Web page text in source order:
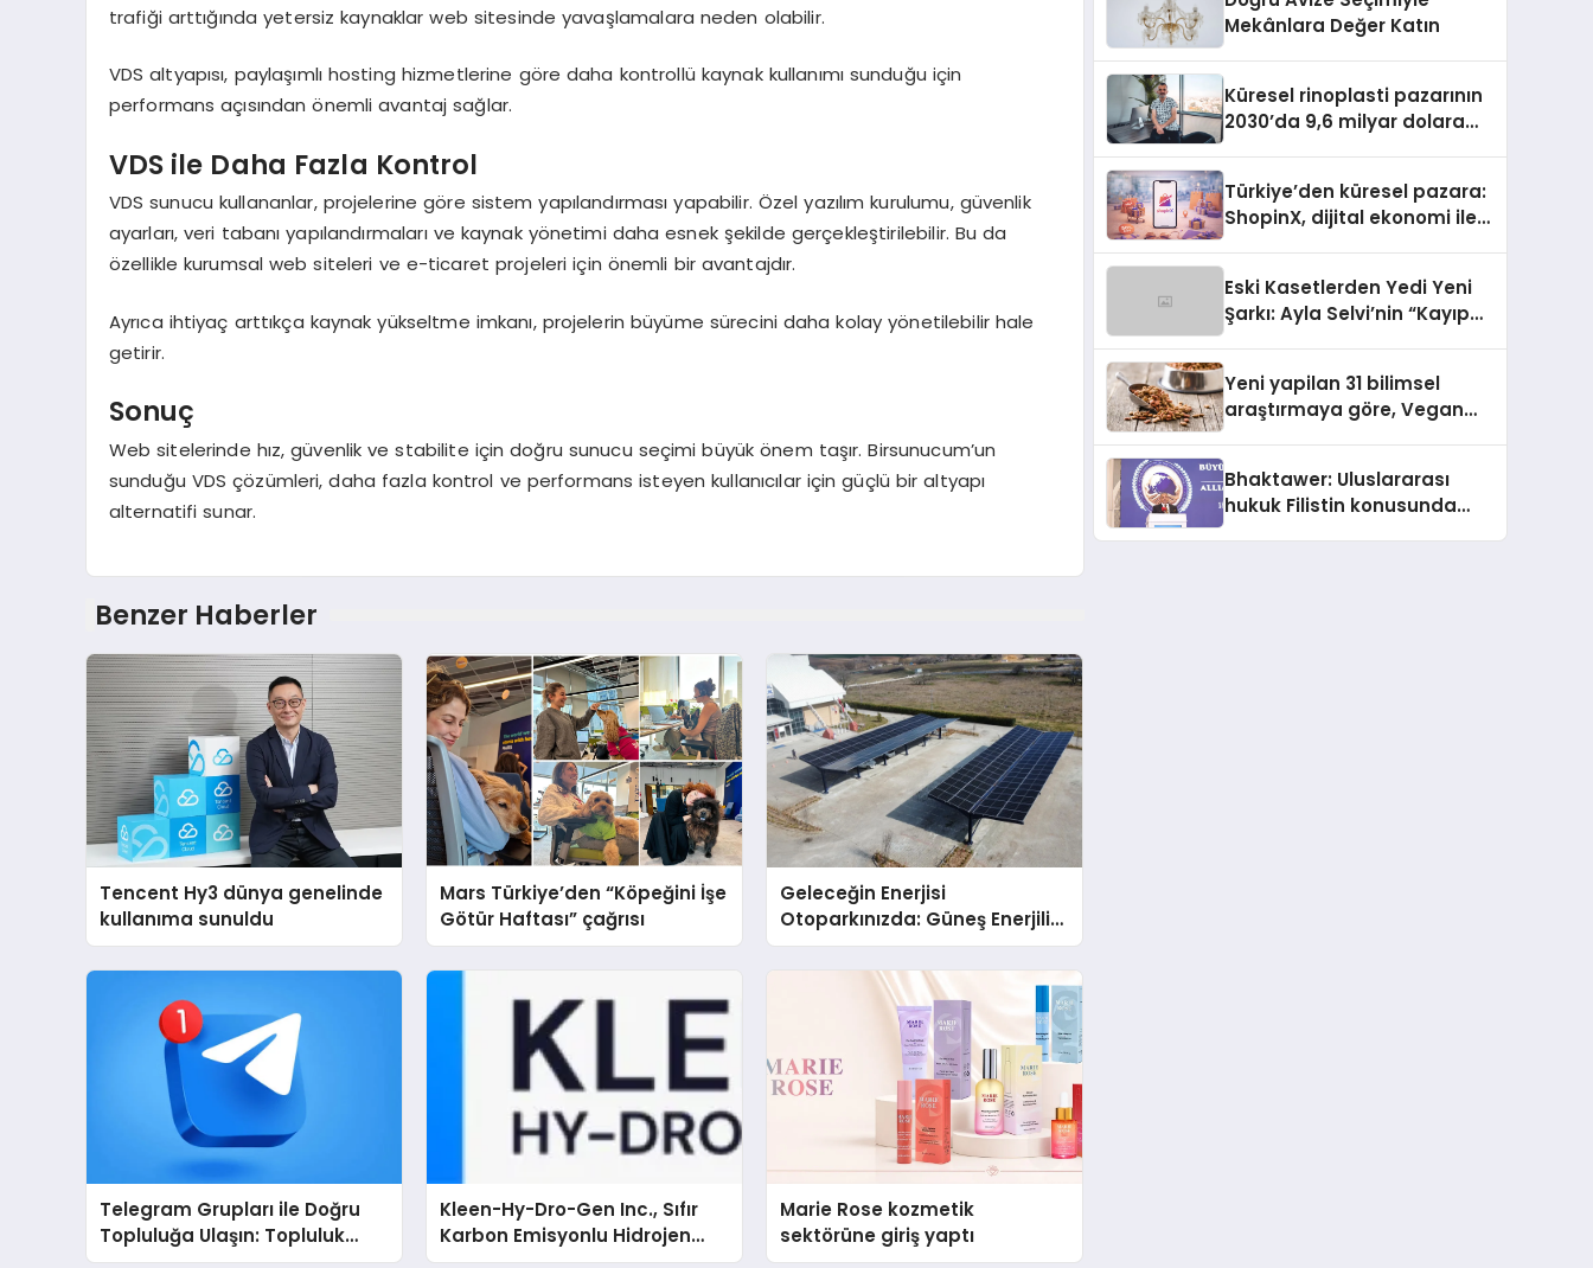
trafiği arttığında yetersiz kaynaklar web sitesinde yavaşlamalara neden olabilir.
VDS altyapısı, paylaşımlı hosting hizmetlerine göre daha kontrollü kaynak kullanımı sunduğu için
performans açısından önemli avantaj sağlar.
VDS ile Daha Fazla Kontrol
VDS sunucu kullananlar, projelerine göre sistem yapılandırması yapabilir. Özel yazılım kurulumu, güvenlik
ayarları, veri tabanı yapılandırmaları ve kaynak yönetimi daha esnek şekilde gerçekleştirilebilir. Bu da
özellikle kurumsal web siteleri ve e-ticaret projeleri için önemli bir avantajdır.
Ayrıca ihtiyaç arttıkça kaynak yükseltme imkanı, projelerin büyüme sürecini daha kolay yönetilebilir hale
getirir.
Sonuç
Web sitelerinde hız, güvenlik ve stabilite için doğru sunucu seçimi büyük önem taşır. Birsunucum’un
sunduğu VDS çözümleri, daha fazla kontrol ve performans isteyen kullanıcılar için güçlü bir altyapı
alternatifi sunar.
Benzer Haberler
Tencent Hy3 dünya genelinde
kullanıma sunuldu
Mars Türkiye’den “Köpeğini İşe
Götür Haftası” çağrısı
Geleceğin Enerjisi
Otoparkınızda: Güneş Enerjili
Carport (Solar Otopark)
Telegram Grupları ile Doğru
Topluluğa Ulaşın: Topluluk
Büyütmek İsteyenlere
Kleen-Hy-Dro-Gen Inc., Sıfır
Karbon Emisyonlu Hidrojen
Isıtma Teknolojisinde ISO ve
Marie Rose kozmetik
sektörüne giriş yaptı
Mekânlara Değer Katın
Küresel rinoplasti pazarının
2030’da 9,6 milyar dolara
Türkiye’den küresel pazara:
ShopinX, dijital ekonomi ile
Eski Kasetlerden Yedi Yeni
Şarkı: Ayla Selvi’nin “Kayıp
Yeni yapilan 31 bilimsel
araştırmaya göre, Vegan
Sindirildiğini Ortaya Koydu
Bhaktawer: Uluslararası
hukuk Filistin konusunda